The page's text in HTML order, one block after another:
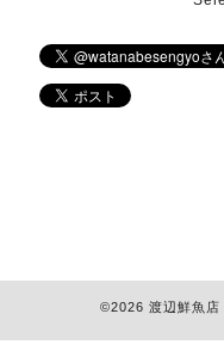
©2026 渡辺鮮魚店